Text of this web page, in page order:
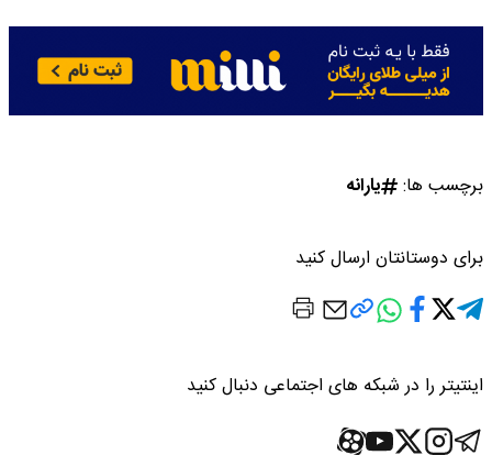
برچسب ها: یارانه
برای دوستانتان ارسال کنید
اینتیتر را در شبکه های اجتماعی دنبال کنید